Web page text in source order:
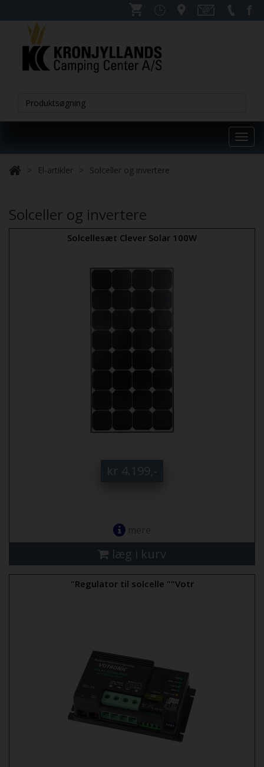
El-artikler
Solceller og invertere
Solceller og invertere
Solcellesæt Clever Solar 100W
kr 4.199,-
mere
læg i kurv
"Regulator til solcelle ""Votr